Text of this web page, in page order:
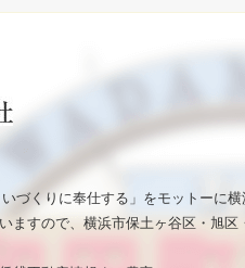
づくりに奉仕する」をモットーに
ますので、横浜市保土ヶ谷区・旭